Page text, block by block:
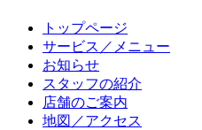
トップページ
サービス／メニュー
お知らせ
スタッフの紹介
店舗のご案内
地図／アクセス